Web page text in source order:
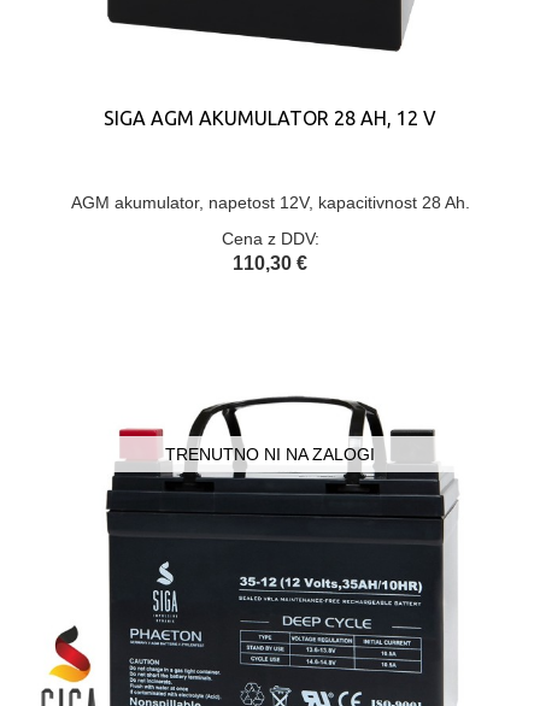
SIGA AGM AKUMULATOR 28 AH, 12 V
AGM akumulator, napetost 12V, kapacitivnost 28 Ah.
Cena z DDV:
110,30 €
TRENUTNO NI NA ZALOGI